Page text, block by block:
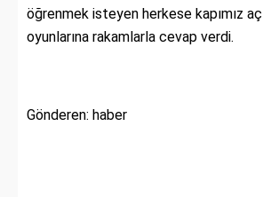
öğrenmek isteyen herkese kapımız
oyunlarına rakamlarla cevap verdi.
Gönderen: haber